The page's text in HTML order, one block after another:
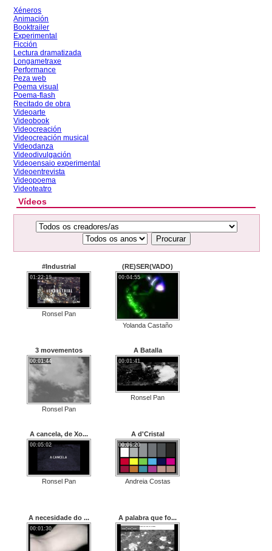
Xéneros
Animación
Booktrailer
Experimental
Ficción
Lectura dramatizada
Longametraxe
Performance
Peza web
Poema visual
Poema-flash
Recitado de obra
Videoarte
Videobook
Videocreación
Videocreación musical
Videodanza
Videodivulgación
Videoensaio experimental
Videoentrevista
Videopoema
Videoteatro
Vídeos
Procurar
#Industrial
01:22:19
Ronsel Pan
(RE)SER(VADO)
00:04:55
Yolanda Castaño
3 movementos
00:01:44
Ronsel Pan
A Batalla
00:01:41
Ronsel Pan
A cancela, de Xo...
00:05:02
Ronsel Pan
A d'Cristal
00:06:20
Andreia Costas
A necesidade do ...
00:01:30
A palabra que fo...
--:--:--